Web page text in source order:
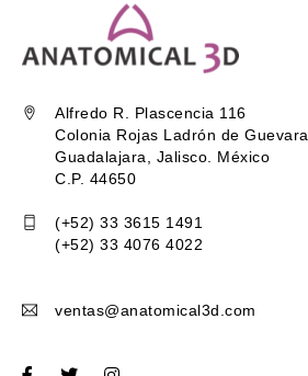
Alfredo R. Plascencia 116
Colonia Rojas Ladrón de Guevara
Guadalajara, Jalisco. México
C.P. 44650
(+52) 33 3615 1491
(+52) 33 4076 4022
ventas@anatomical3d.com